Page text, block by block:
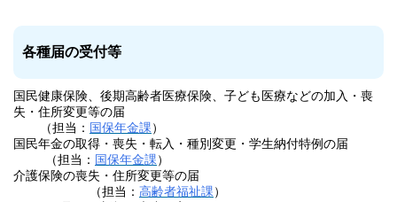
各種届の受付等
国民健康保険、後期高齢者医療保険、子ども医療などの加入・喪
失・住所変更等の届
（担当： 国保年金課）
国民年金の取得・喪失・転入・種別変更・学生納付特例の届
（担当： 国保年金課）
介護保険の喪失・住所変更等の届
（担当： 高齢者福祉課）